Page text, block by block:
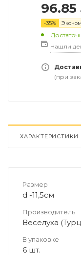
96.85
-35%
Нашли
(при
ХАРАКТЕРИСТИКИ
Размер
d -11,5см
Производитель
Веселуха
В упаковке
6 шт.